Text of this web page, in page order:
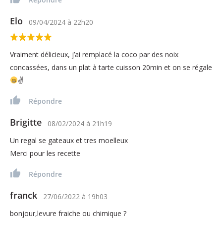
Elo 09/04/2024 à 22h20
Vraiment délicieux, j’ai remplacé la coco par des noix
concassées, dans un plat à tarte cuisson 20min et on se régale
✌
Répondre
Brigitte 08/02/2024 à 21h19
Un regal se gateaux et tres moelleux
Merci pour les recette
Répondre
franck 27/06/2022 à 19h03
bonjour,levure fraiche ou chimique ?